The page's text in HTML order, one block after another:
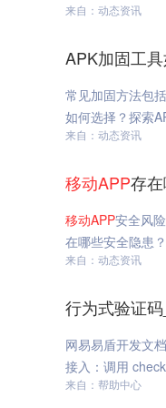
来自：动态资讯
APK加固工
常见加固方法包括
如何选择？探索
来自：动态资讯
移动APP存
移动APP安全风
在哪些安全隐患？
来自：动态资讯
行为式验证
网易易盾开发文
接入：调用 check
来自：帮助中心